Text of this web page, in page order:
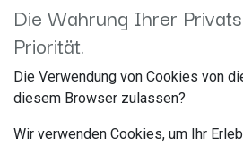
STARLINE SHELL-
Hersteller: Ampire
Artikelnummer: STAR-SHELL-TAG-1.2
Die Wahrung Ihrer
Priorität.
Die Verwendung von Cookies von
diesem Browser zulassen?
Wir verwenden Cookies, um Ihr